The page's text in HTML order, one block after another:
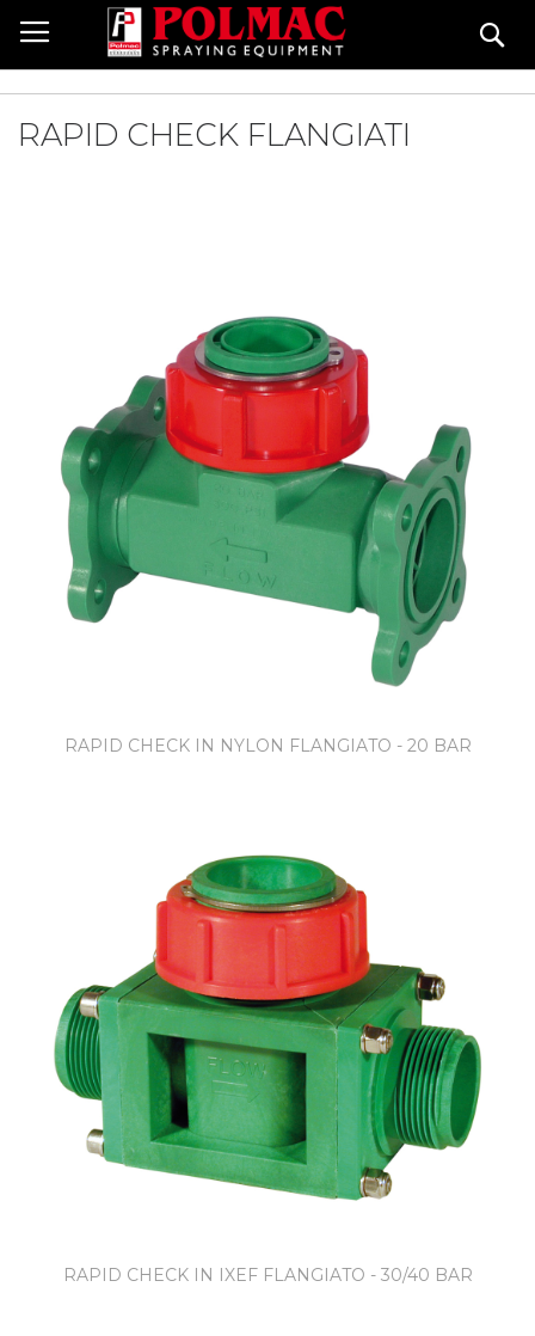
Salta
al
contenuto
RAPID CHECK FLANGIATI
RAPID CHECK IN NYLON FLANGIATO - 20 BAR
RAPID CHECK IN IXEF FLANGIATO - 30/40 BAR